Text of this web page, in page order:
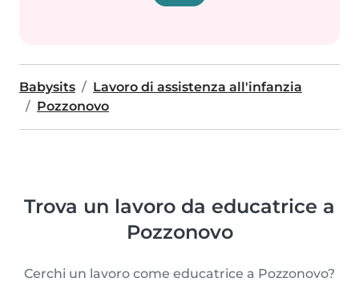
Babysits
Lavoro di assistenza all'infanzia
Pozzonovo
Trova un lavoro da educatrice a
Pozzonovo
Cerchi un lavoro come educatrice a Pozzonovo?